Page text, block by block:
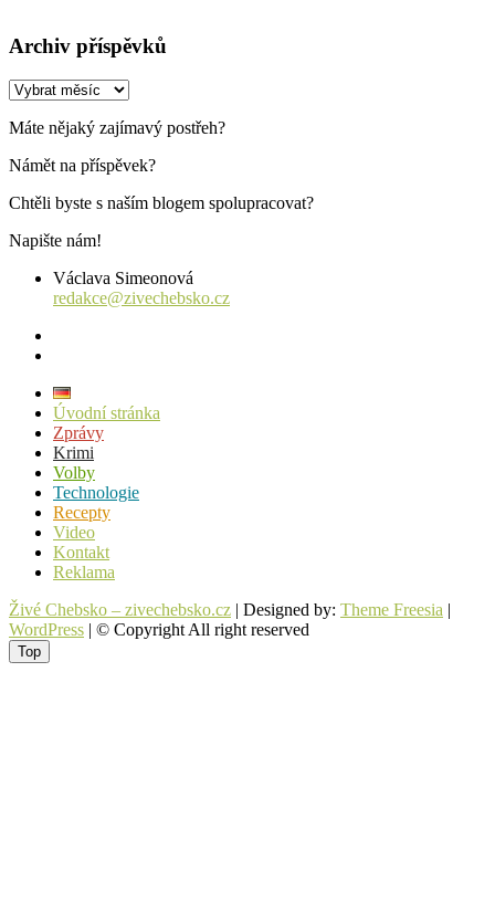
Archiv příspěvků
Archiv
Máte nějaký zajímavý postřeh?
Námět na příspěvek?
Chtěli byste s naším blogem spolupracovat?
Napište nám!
Václava Simeonová
redakce@zivechebsko.cz
Úvodní stránka
Zprávy
Krimi
Volby
Technologie
Recepty
Video
Kontakt
Reklama
Živé Chebsko – zivechebsko.cz | Designed by: Theme Freesia |
WordPress | © Copyright All right reserved
Top